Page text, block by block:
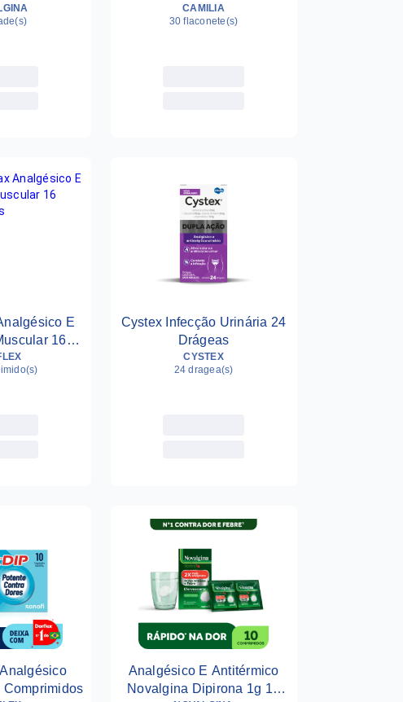
CAMILIA
30 flaconete(s)
E
16
Cystex Infecção Urinária 24
Drágeas
CYSTEX
24 dragea(s)
Comprimidos
Analgésico E Antitérmico
Novalgina Dipirona 1g 10